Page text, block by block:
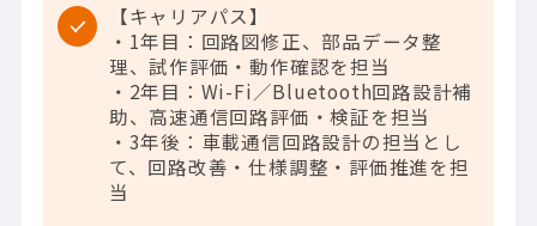
【キャリアパス】
・1年目：回路図修正、部品データ整
理、試作評価・動作確認を担当
・2年目：Wi-Fi／Bluetooth回路設計補
助、高速通信回路評価・検証を担当
・3年後：車載通信回路設計の担当とし
て、回路改善・仕様調整・評価推進を担
当